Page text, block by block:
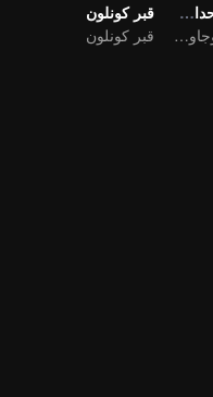
الشمعة في القبر أحداث الماضي في شيانغشي
يفتح بان يوي مينغ وجاو وي جوانغ التابوت المعلق على الجرف
قبر كونلون
قبر كونلون